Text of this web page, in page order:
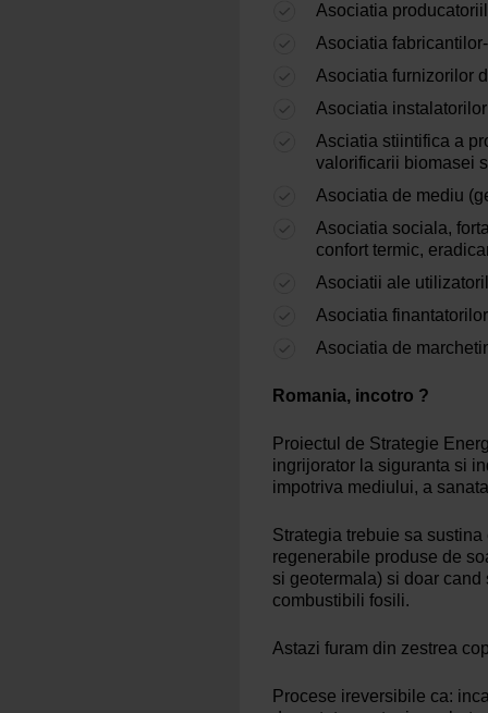
Asociatia
Asociatia
Asociatia furnizorilor
Asociatia
Asciatia stiintifica a
valorificarii biomasei
Asociatia de mediu
Asociatia sociala,
confort termic,
Asociatii ale
Asociatia
Asociatia de
Romania, incotro ?
Proiectul de Strategie
ingrijorator la siguranta si
impotriva mediului, a
Strategia trebuie sa
regenerabile produse de
si geotermala) si doar
combustibili fosili.
Astazi furam din zestrea
Procese ireversibile ca: